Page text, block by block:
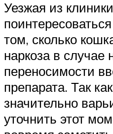
Уезжая из
том, сколько
наркоза в случае
переносимости
препарата. Так
значительно
уточнить этот